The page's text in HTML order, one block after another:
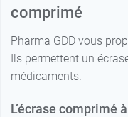
comprimé
Pharma GDD vous
Ils permettent un
médicaments.
L’écrase comprimé